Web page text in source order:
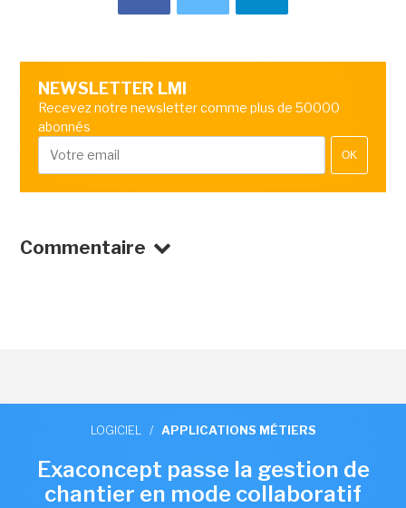
NEWSLETTER LMI
Recevez notre newsletter comme plus de 50000
abonnés
OK
Commentaire
LOGICIEL / APPLICATIONS MÉTIERS
Exaconcept passe la gestion de
chantier en mode collaboratif